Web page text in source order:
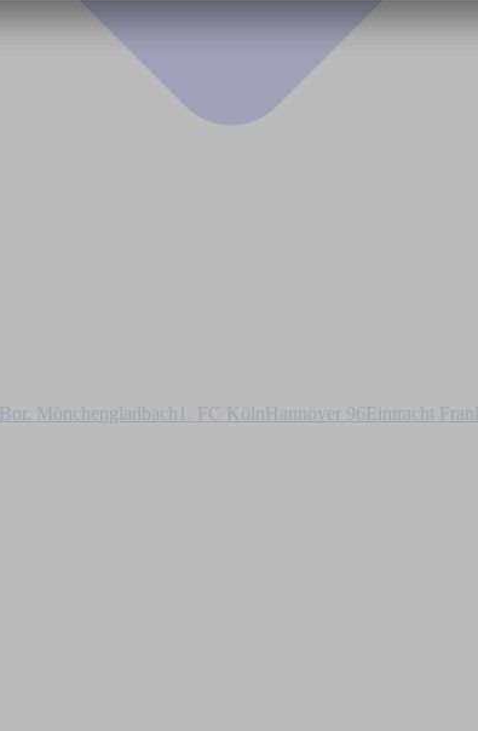
Bor. Mönchengladbach 1. FC Köln Hannover 96Eintracht